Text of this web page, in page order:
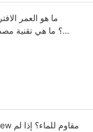
ما هو العمر